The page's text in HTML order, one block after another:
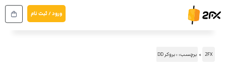
به
ورود / ثبت نام
2FX برچسب: : بروکر DD